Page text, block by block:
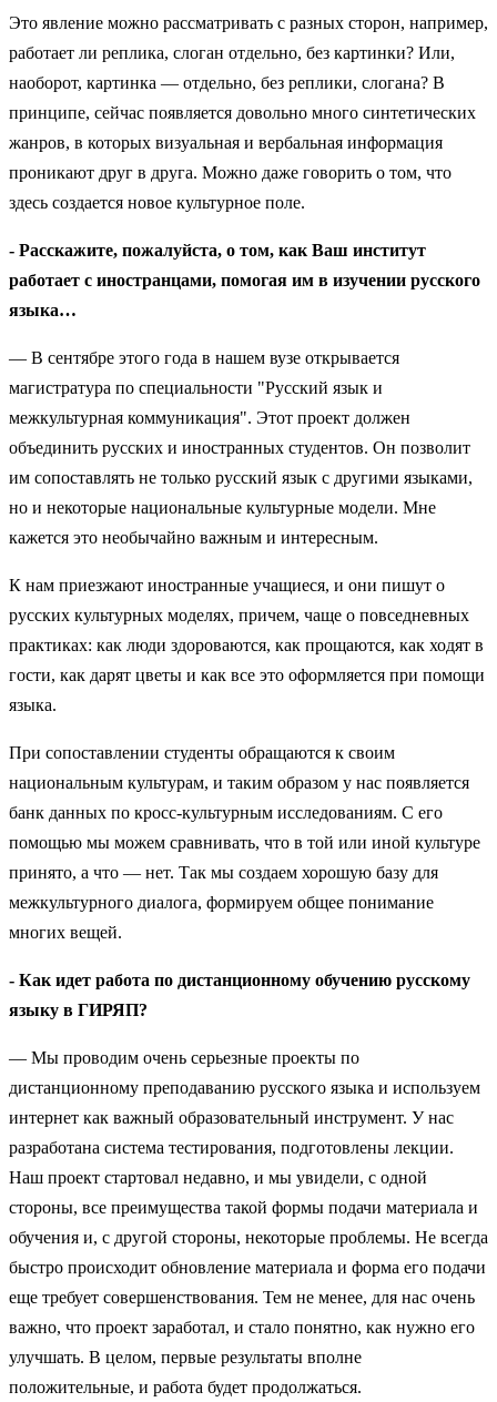
Это явление можно рассматривать с разных сторон, например,
работает ли реплика, слоган отдельно, без картинки? Или,
наоборот, картинка — отдельно, без реплики, слогана? В
принципе, сейчас появляется довольно много синтетических
жанров, в которых визуальная и вербальная информация
проникают друг в друга. Можно даже говорить о том, что
здесь создается новое культурное поле.
- Расскажите, пожалуйста, о том, как Ваш институт
работает с иностранцами, помогая им в изучении русского
языка…
— В сентябре этого года в нашем вузе открывается
магистратура по специальности "Русский язык и
межкультурная коммуникация". Этот проект должен
объединить русских и иностранных студентов. Он позволит
им сопоставлять не только русский язык с другими языками,
но и некоторые национальные культурные модели. Мне
кажется это необычайно важным и интересным.
К нам приезжают иностранные учащиеся, и они пишут о
русских культурных моделях, причем, чаще о повседневных
практиках: как люди здороваются, как прощаются, как ходят в
гости, как дарят цветы и как все это оформляется при помощи
языка.
При сопоставлении студенты обращаются к своим
национальным культурам, и таким образом у нас появляется
банк данных по кросс-культурным исследованиям. С его
помощью мы можем сравнивать, что в той или иной культуре
принято, а что — нет. Так мы создаем хорошую базу для
межкультурного диалога, формируем общее понимание
многих вещей.
- Как идет работа по дистанционному обучению русскому
языку в ГИРЯП?
— Мы проводим очень серьезные проекты по
дистанционному преподаванию русского языка и используем
интернет как важный образовательный инструмент. У нас
разработана система тестирования, подготовлены лекции.
Наш проект стартовал недавно, и мы увидели, с одной
стороны, все преимущества такой формы подачи материала и
обучения и, с другой стороны, некоторые проблемы. Не всегда
быстро происходит обновление материала и форма его подачи
еще требует совершенствования. Тем не менее, для нас очень
важно, что проект заработал, и стало понятно, как нужно его
улучшать. В целом, первые результаты вполне
положительные, и работа будет продолжаться.